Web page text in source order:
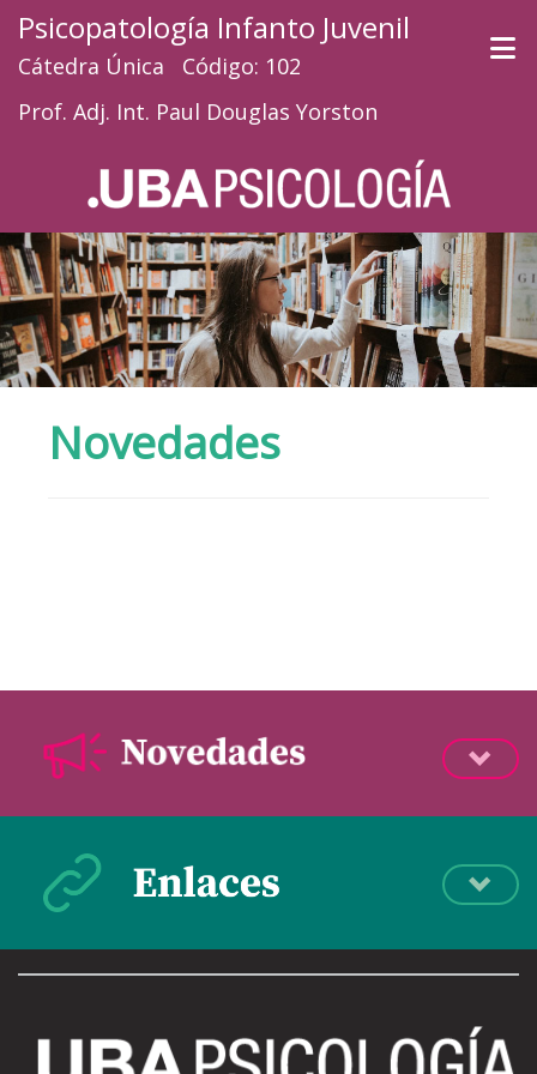
Psicopatología Infanto Juvenil
Cátedra Única Código: 102
Prof. Adj. Int. Paul Douglas Yorston
Novedades